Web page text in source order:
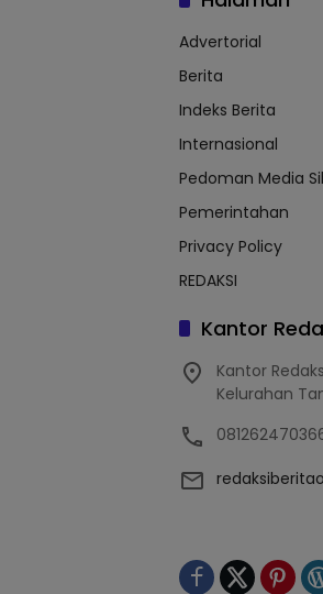
Advertorial
Berita
Indeks Berita
Internasional
Pedoman Media
Pemerintahan
Privacy Policy
REDAKSI
Kantor
Kantor
Kelurahan